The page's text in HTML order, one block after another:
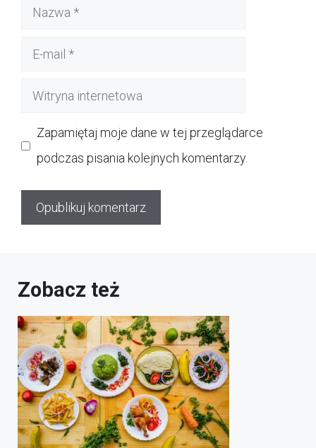
Nazwa
Witryna
Zapamiętaj moje dane w tej przeglądarce
podczas pisania kolejnych komentarzy.
Zobacz też